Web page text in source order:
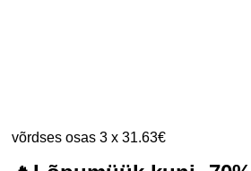
võrdses osas 3 x 31.63€